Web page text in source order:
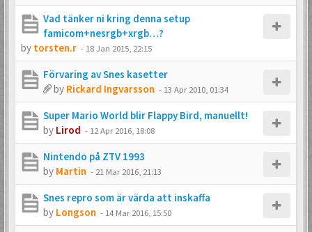
Vad tänker ni kring denna setup
famicom+nesrgb+xrgb…?
by torsten.r - 18 Jan 2015, 22:15
Förvaring av Snes kasetter
by Rickard Ingvarsson - 13 Apr 2010, 01:34
Super Mario World blir Flappy Bird, manuellt!
by Lirod - 12 Apr 2016, 18:08
Nintendo på ZTV 1993
by Martin - 21 Mar 2016, 21:13
Snes repro som är värda att inskaffa
by Longson - 14 Mar 2016, 15:50